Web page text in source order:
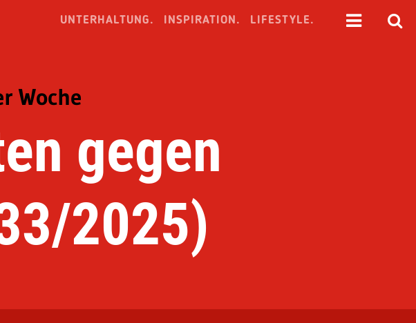
UNTERHALTUNG. INSPIRATION. LIFESTYLE.
Woche
gegen
2025)